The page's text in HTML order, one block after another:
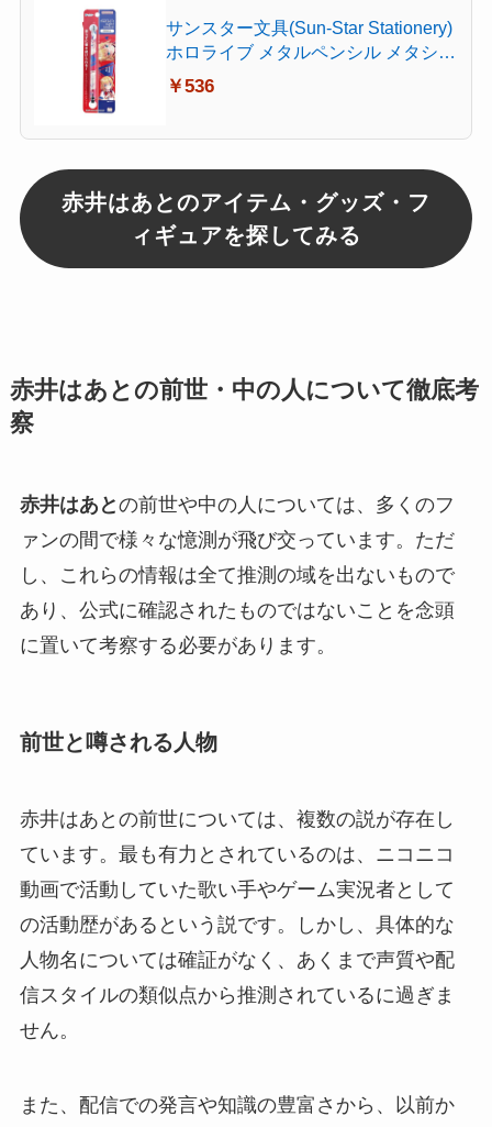
サンスター文具(Sun-Star Stationery)
ホロライブ メタルペンシル メタシル
ライトノック hololive Vtuber 赤井は
￥536
赤井はあとのアイテム・グッズ・フ
ィギュアを探してみる
赤井はあとの前世・中の人について徹底考
察
赤井はあとの前世や中の人については、多くのフ
ァンの間で様々な憶測が飛び交っています。ただ
し、これらの情報は全て推測の域を出ないもので
あり、公式に確認されたものではないことを念頭
に置いて考察する必要があります。
前世と噂される人物
赤井はあとの前世については、複数の説が存在し
ています。最も有力とされているのは、ニコニコ
動画で活動していた歌い手やゲーム実況者として
の活動歴があるという説です。しかし、具体的な
人物名については確証がなく、あくまで声質や配
信スタイルの類似点から推測されているに過ぎま
せん。
また、配信での発言や知識の豊富さから、以前か